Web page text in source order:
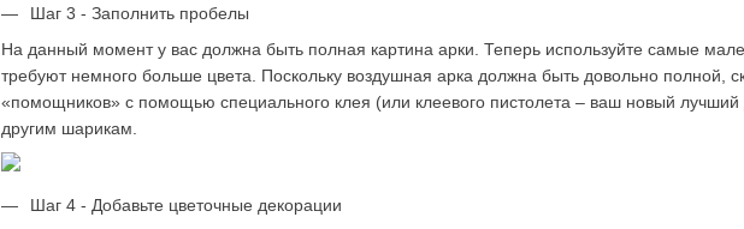
Шаг 3 - Заполнить пробелы
На данный момент у вас должна быть полная картина арки. Теперь используйте самые
требуют немного больше цвета. Поскольку воздушная арка должна быть довольно полной,
«помощников» с помощью специального клея (или клеевого пистолета – ваш новый
другим шарикам.
Шаг 4 - Добавьте цветочные декорации